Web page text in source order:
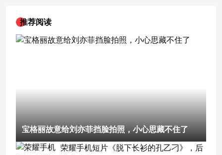
推荐阅读
宝格丽故意给刘亦菲挡脸拍照，小心思藏不住了
荣耀手机短片《脱下长衫的孔乙刁》，后